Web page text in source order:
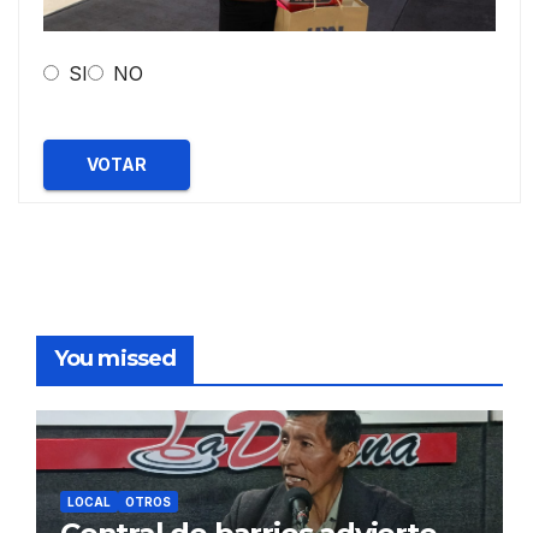
SI NO
VOTAR
You missed
LOCAL OTROS